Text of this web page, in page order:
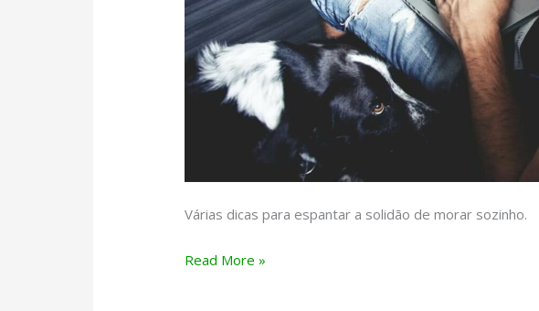
Várias dicas para espantar a solidão de morar sozinho.
Morar
Read More »